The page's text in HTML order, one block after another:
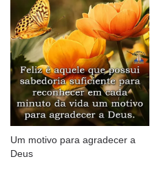
Um motivo para agradecer a
Deus